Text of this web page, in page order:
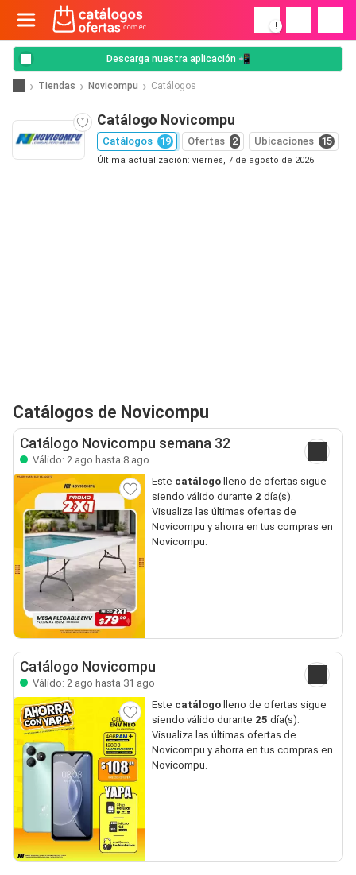
!
Descarga nuestra aplicación 📲
Tiendas Novicompu Catálogos
Catálogo Novicompu
Catálogos 19 Ofertas 2 Ubicaciones 15
Última actualización: viernes, 7 de agosto de 2026
Catálogos de Novicompu
Catálogo Novicompu semana 32
Válido: 2 ago hasta 8 ago
Este catálogo lleno de ofertas sigue
siendo válido durante 2 día(s).
Visualiza las últimas ofertas de
Novicompu y ahorra en tus compras en
Novicompu.
Catálogo Novicompu
Válido: 2 ago hasta 31 ago
Este catálogo lleno de ofertas sigue
siendo válido durante 25 día(s).
Visualiza las últimas ofertas de
Novicompu y ahorra en tus compras en
Novicompu.